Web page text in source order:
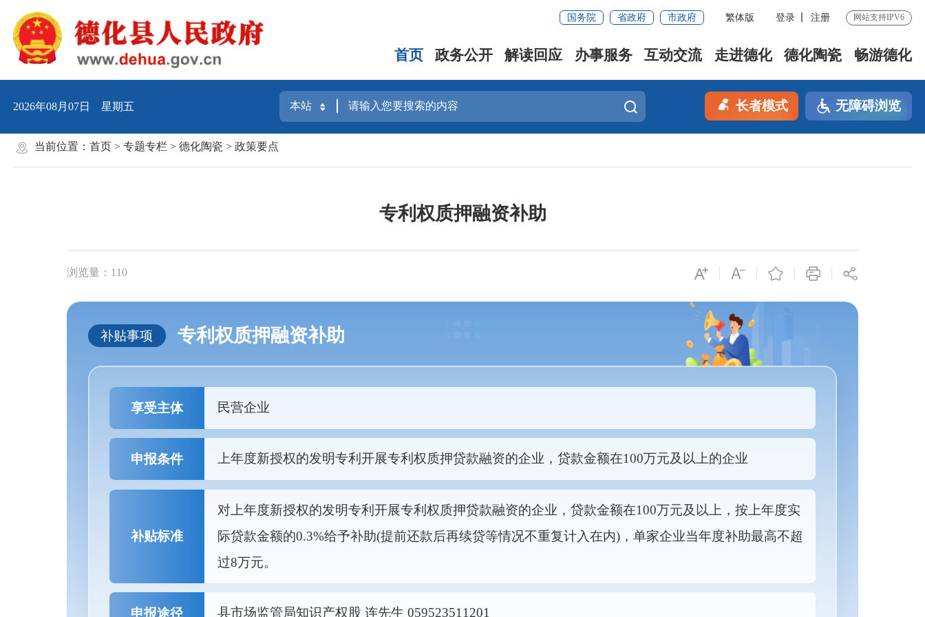
国务院 省政府 市政府 繁体版 登录 注册 网站支持IPV6
首页 政务公开 解读回应 办事服务 互动交流 走进德化 德化陶瓷 畅游德化
2026年08月07日 星期五 长者模式 无障碍浏览
当前位置： 首页 > 专题专栏 > 德化陶瓷 > 政策要点
专利权质押融资补助
浏览量： 110
补贴事项 专利权质押融资补助
享受主体 民营企业
申报条件 上年度新授权的发明专利开展专利权质押贷款融资的企业，贷款金额在100万元及以上的企业
补贴标准
对上年度新授权的发明专利开展专利权质押贷款融资的企业，贷款金额在100万元及以上，按上年度实
际贷款金额的0.3%给予补助(提前还款后再续贷等情况不重复计入在内)，单家企业当年度补助最高不超
过8万元。
申报途径 县市场监管局知识产权股 连先生 059523511201